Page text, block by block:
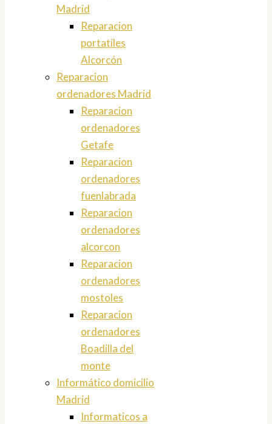
Madrid
Reparacion
portatiles
Alcorcón
Reparacion
ordenadores Madrid
Reparacion
ordenadores
Getafe
Reparacion
ordenadores
fuenlabrada
Reparacion
ordenadores
alcorcon
Reparacion
ordenadores
mostoles
Reparacion
ordenadores
Boadilla del
monte
Informático domicilio
Madrid
Informaticos a